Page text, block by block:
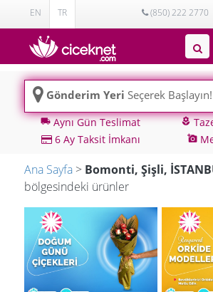
EN TR (850) 222 2770
Gönderim Yeri Seçerek Başlayın!
local_shippingAynı Gün Teslimat local_florist
6 Ay Taksit İmkanı
add_a_photo
Ana Sayfa > Bomonti, Şişli,
bölgesindeki ürünler